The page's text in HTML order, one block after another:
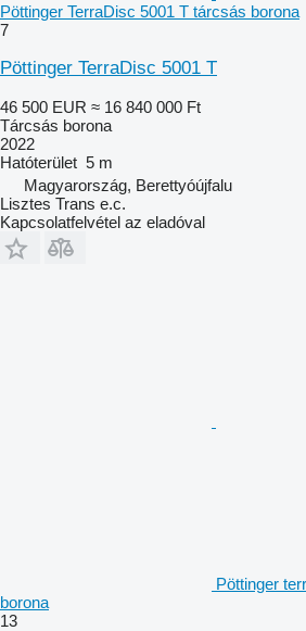
Pöttinger TerraDisc 5001 T tárcsás borona
7
Pöttinger TerraDisc 5001 T
46 500 EUR ≈ 16 840 000 Ft
Tárcsás borona
2022
Hatóterület 5 m
Magyarország, Berettyóújfalu
Lisztes Trans e.c.
Kapcsolatfelvétel az eladóval
Pöttinger
borona
13